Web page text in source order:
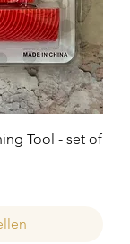
Tool - set of